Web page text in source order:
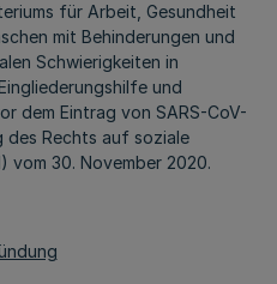
für Arbeit, Gesundheit
mit Behinderungen und
Schwierigkeiten in
und
dem Eintrag von SARS-CoV-
des Rechts auf soziale
vom 30. November 2020.